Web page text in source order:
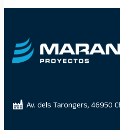
Av. dels Tarongers, 46950